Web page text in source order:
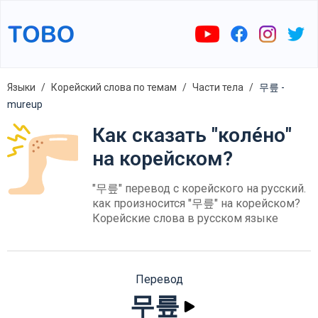
Языки Корейский слова по темам Части тела
무릎 -
mureup
Как сказать "коле́но"
на корейском?
"무릎" перевод с корейского на русский.
как произносится "무릎" на корейском?
Корейские слова в русском языке
Перевод
무릎